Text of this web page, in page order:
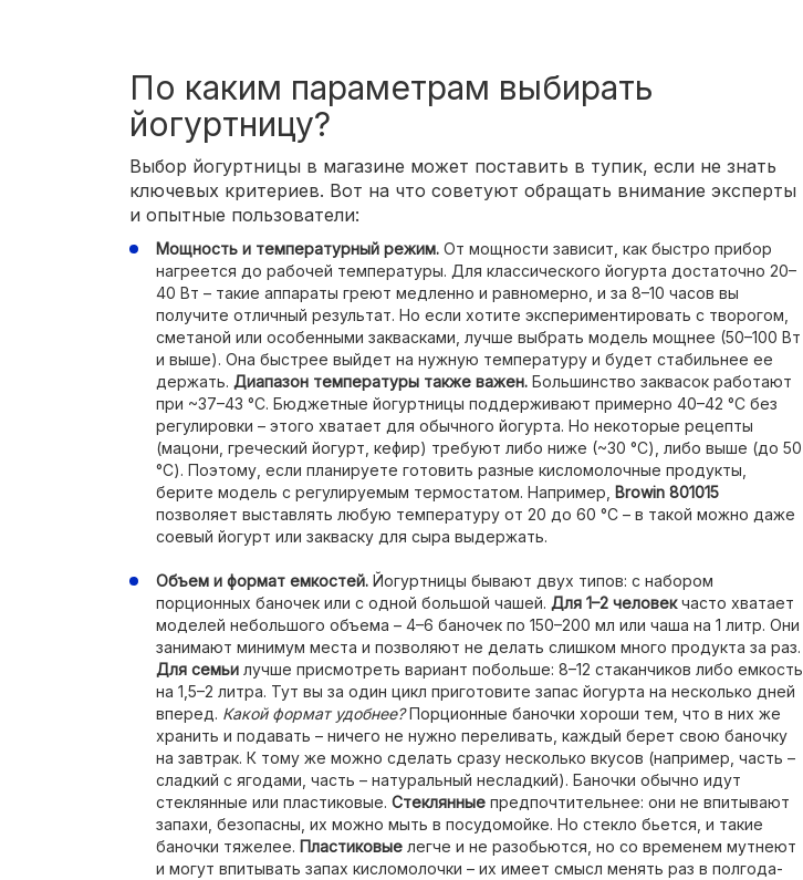
По каким параметрам выбирать
йогуртницу?
Выбор йогуртницы в магазине может поставить в тупик, если не знать
ключевых критериев. Вот на что советуют обращать внимание эксперты
и опытные пользователи:
Мощность и температурный режим. От мощности зависит, как быстро прибор
нагреется до рабочей температуры. Для классического йогурта достаточно 20–
40 Вт – такие аппараты греют медленно и равномерно, и за 8–10 часов вы
получите отличный результат. Но если хотите экспериментировать с творогом,
сметаной или особенными заквасками, лучше выбрать модель мощнее (50–100 Вт
и выше). Она быстрее выйдет на нужную температуру и будет стабильнее ее
держать. Диапазон температуры также важен. Большинство заквасок работают
при ~37–43 °C. Бюджетные йогуртницы поддерживают примерно 40–42 °C без
регулировки – этого хватает для обычного йогурта. Но некоторые рецепты
(мацони, греческий йогурт, кефир) требуют либо ниже (~30 °C), либо выше (до 50
°C). Поэтому, если планируете готовить разные кисломолочные продукты,
берите модель с регулируемым термостатом. Например, Browin 801015
позволяет выставлять любую температуру от 20 до 60 °C – в такой можно даже
соевый йогурт или закваску для сыра выдержать.
Объем и формат емкостей. Йогуртницы бывают двух типов: с набором
порционных баночек или с одной большой чашей. Для 1–2 человекчасто хватает
моделей небольшого объема – 4–6 баночек по 150–200 мл или чаша на 1 литр. Они
занимают минимум места и позволяют не делать слишком много продукта за раз.
Для семьи лучше присмотреть вариант побольше: 8–12 стаканчиков либо емкость
на 1,5–2 литра. Тут вы за один цикл приготовите запас йогурта на несколько дней
вперед. Какой формат удобнее?Порционные баночки хороши тем, что в них же
хранить и подавать – ничего не нужно переливать, каждый берет свою баночку
на завтрак. К тому же можно сделать сразу несколько вкусов (например, часть –
сладкий с ягодами, часть – натуральный несладкий). Баночки обычно идут
стеклянные или пластиковые. Стеклянные предпочтительнее: они не впитывают
запахи, безопасны, их можно мыть в посудомойке. Но стекло бьется, и такие
баночки тяжелее. Пластиковые легче и не разобьются, но со временем мутнеют
и могут впитывать запах кисломолочки – их имеет смысл менять раз в полгода-